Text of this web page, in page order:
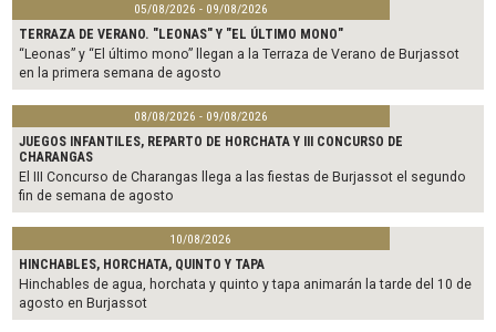
05/08/2026 - 09/08/2026
TERRAZA DE VERANO. "LEONAS" Y "EL ÚLTIMO MONO"
“Leonas” y “El último mono” llegan a la Terraza de Verano de Burjassot
en la primera semana de agosto
08/08/2026 - 09/08/2026
JUEGOS INFANTILES, REPARTO DE HORCHATA Y III CONCURSO DE
CHARANGAS
El III Concurso de Charangas llega a las fiestas de Burjassot el segundo
fin de semana de agosto
10/08/2026
HINCHABLES, HORCHATA, QUINTO Y TAPA
Hinchables de agua, horchata y quinto y tapa animarán la tarde del 10 de
agosto en Burjassot